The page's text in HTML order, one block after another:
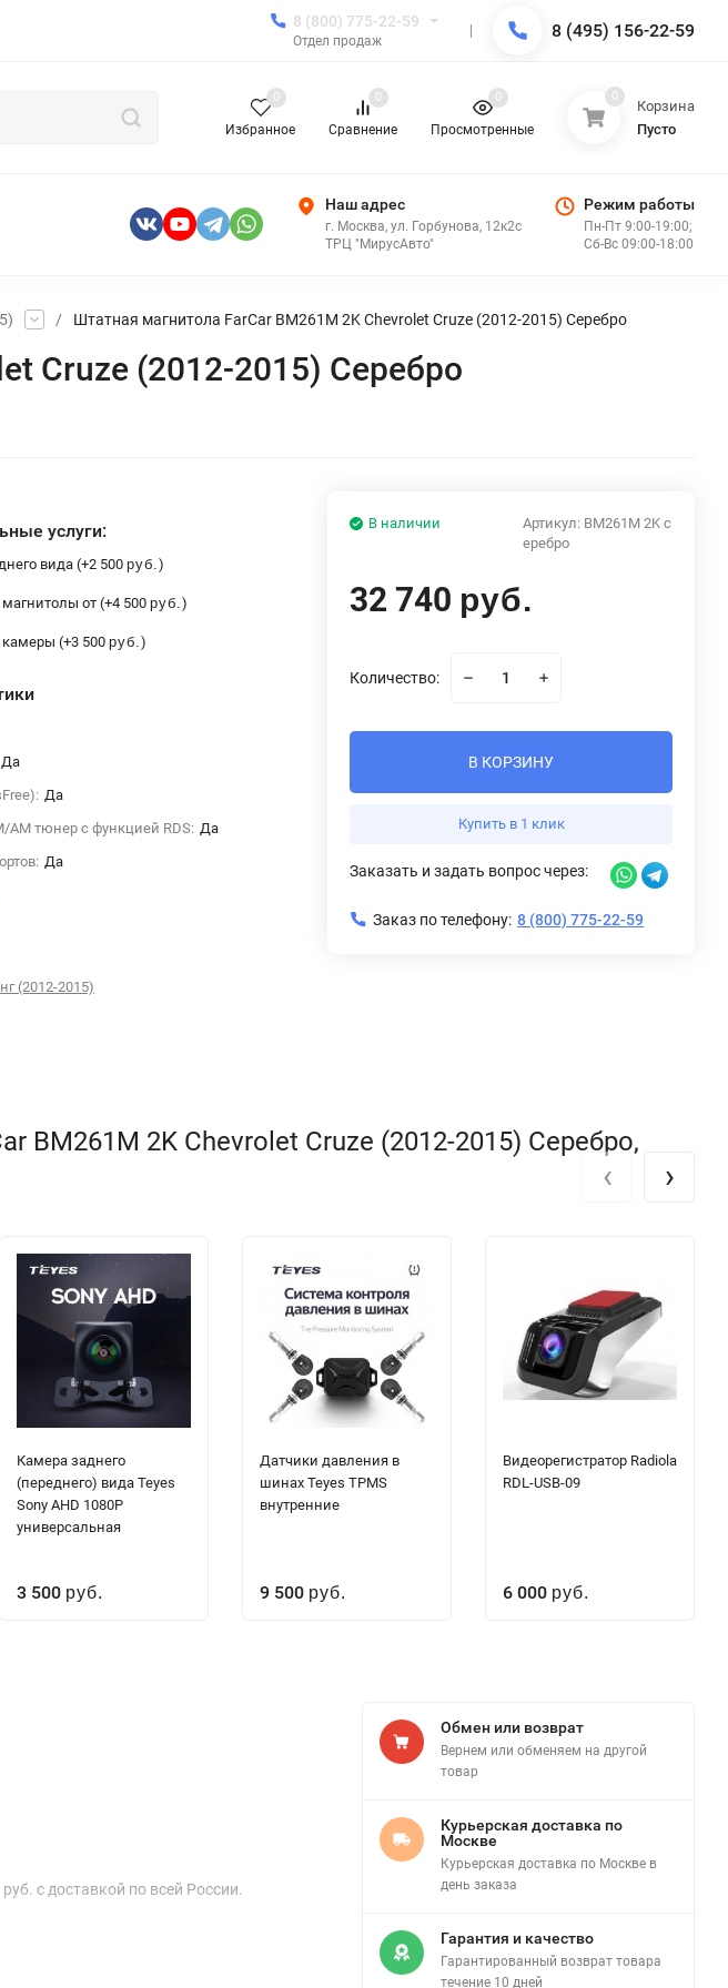
8 (800) 775-22-59
Отдел продаж 8 (495) 156-22-59
Избранное
0
Сравнение
0
Просмотренные
0 0
Корзина
Пусто
Наш адрес
г. Москва, ул. Горбунова, 12к2с
ТРЦ "МирусАвто"
Режим работы
Пн-Пт 9:00-19:00;
Сб-Вс 09:00-18:00
/ Штатная магнитола FarCar BM261M 2K Chevrolet Cruze (2012-2015) Серебро
Cruze (2012-2015) Серебро
услуги:
вида (+2 500 руб. )
от (+4 500 руб. )
камеры (+3 500 руб. )
Да
Да
AM тюнер с функцией RDS: Да
Да
(2012-2015)
Артикул: BM261M 2K с
еребро
В наличии
32 740 руб.
Количество:
В КОРЗИНУ
Купить в 1 клик
Заказать и задать вопрос через:
Заказ по телефону: 8 (800) 775-22-59
BM261M 2K Chevrolet Cruze (2012-2015) Серебро,
Камера заднего
(переднего) вида Teyes
Sony AHD 1080P
универсальная
3 500 руб.
Датчики давления в
шинах Teyes TPMS
внутренние
9 500 руб.
Видеорегистратор Radiola
RDL-USB-09
6 000 руб.
‹ ›
с доставкой по всей России.
Обмен или возврат
Вернем или обменяем на другой
товар
Курьерская доставка по
Москве
Курьерская доставка по Москве в
день заказа
Гарантия и качество
Гарантированный возврат товара
течение 10 дней